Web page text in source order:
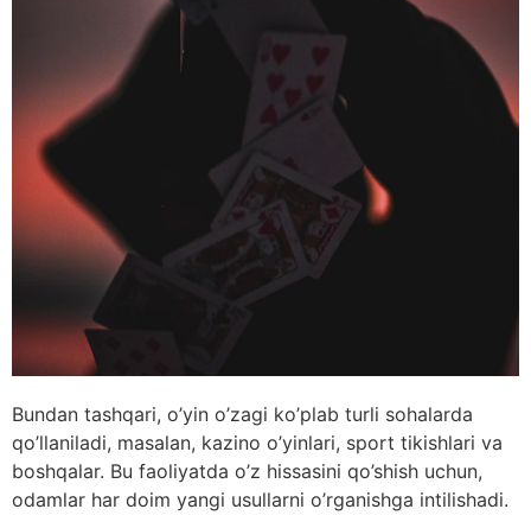
Bundan tashqari, o’yin o’zagi ko’plab turli sohalarda
qo’llaniladi, masalan, kazino o’yinlari, sport tikishlari va
boshqalar. Bu faoliyatda o’z hissasini qo’shish uchun,
odamlar har doim yangi usullarni o’rganishga intilishadi.